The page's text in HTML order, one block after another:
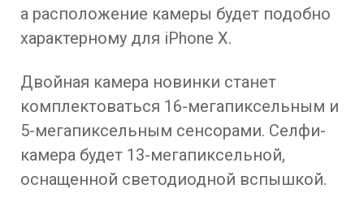
а расположение камеры будет подобно
характерному для iPhone X.
Двойная камера новинки станет
комплектоваться 16-мегапиксельным и
5-мегапиксельным сенсорами. Селфи-
камера будет 13-мегапиксельной,
оснащенной светодиодной вспышкой.